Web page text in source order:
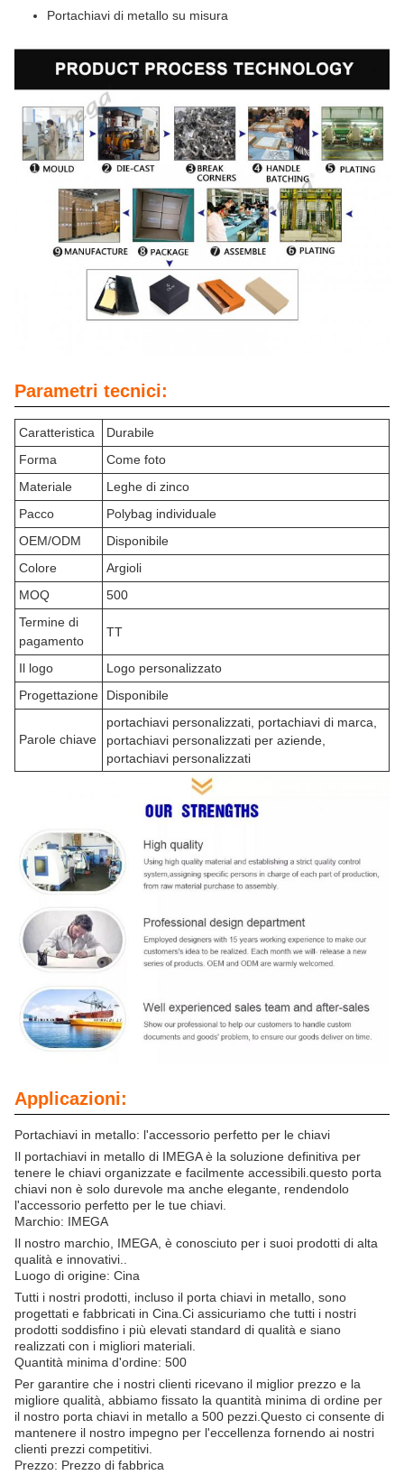
Portachiavi di metallo su misura
Parametri tecnici:
Caratteristica
Durabile
Forma
Come foto
Materiale
Leghe di zinco
Pacco
Polybag individuale
OEM/ODM
Disponibile
Colore
Argioli
MOQ
500
Termine di
pagamento
TT
Il logo
Logo personalizzato
Progettazione
Disponibile
Parole chiave
portachiavi personalizzati, portachiavi di marca,
portachiavi personalizzati per aziende,
portachiavi personalizzati
Applicazioni:
Portachiavi in metallo: l'accessorio perfetto per le chiavi
Il portachiavi in metallo di IMEGA è la soluzione definitiva per
tenere le chiavi organizzate e facilmente accessibili.questo porta
chiavi non è solo durevole ma anche elegante, rendendolo
l'accessorio perfetto per le tue chiavi.
Marchio: IMEGA
Il nostro marchio, IMEGA, è conosciuto per i suoi prodotti di alta
qualità e innovativi..
Luogo di origine: Cina
Tutti i nostri prodotti, incluso il porta chiavi in metallo, sono
progettati e fabbricati in Cina.Ci assicuriamo che tutti i nostri
prodotti soddisfino i più elevati standard di qualità e siano
realizzati con i migliori materiali.
Quantità minima d'ordine: 500
Per garantire che i nostri clienti ricevano il miglior prezzo e la
migliore qualità, abbiamo fissato la quantità minima di ordine per
il nostro porta chiavi in metallo a 500 pezzi.Questo ci consente di
mantenere il nostro impegno per l'eccellenza fornendo ai nostri
clienti prezzi competitivi.
Prezzo: Prezzo di fabbrica